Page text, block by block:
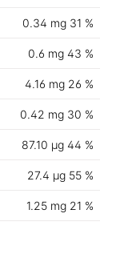
0.34 mg 31 %
0.6 mg 43 %
4.16 mg 26 %
0.42 mg 30 %
87.10 µg 44 %
27.4 µg 55 %
1.25 mg 21 %